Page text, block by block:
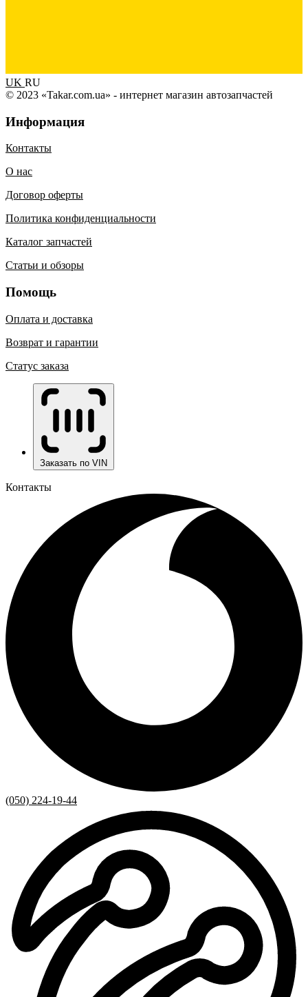
UK RU
© 2023 «Takar.com.ua» - интернет магазин автозапчастей
Информация
Контакты
О нас
Договор оферты
Политика конфиденциальности
Каталог запчастей
Статьи и обзоры
Помощь
Оплата и доставка
Возврат и гарантии
Статус заказа
Заказать по VIN
Контакты
(050) 224-19-44